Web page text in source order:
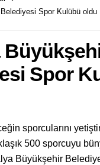
Spor Kulübü oldu
Spor
sporcularını
500 sporcuyu
Büyükşehir